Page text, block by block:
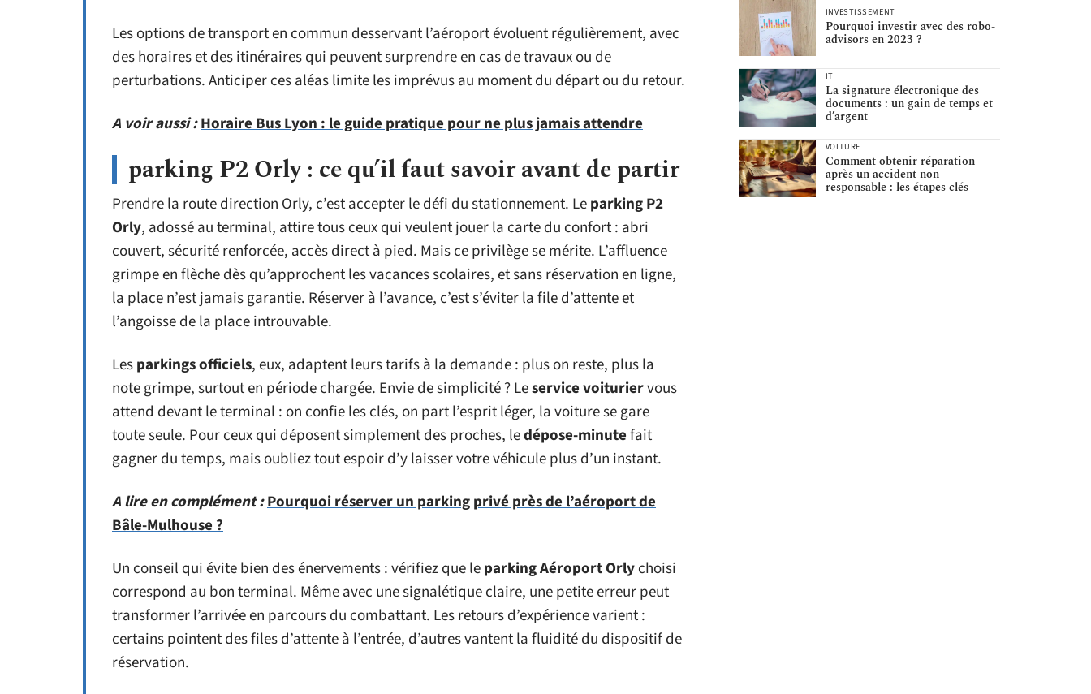
Les options de transport en commun desservant l’aéroport évoluent régulièrement, avec
des horaires et des itinéraires qui peuvent surprendre en cas de travaux ou de
perturbations. Anticiper ces aléas limite les imprévus au moment du départ ou du retour.
A voir aussi :Horaire Bus Lyon : le guide pratique pour ne plus jamais attendre
parking P2 Orly : ce qu’il faut savoir avant de partir
Prendre la route direction Orly, c’est accepter le défi du stationnement. Leparking P2
Orly, adossé au terminal, attire tous ceux qui veulent jouer la carte du confort : abri
couvert, sécurité renforcée, accès direct à pied. Mais ce privilège se mérite. L’affluence
grimpe en flèche dès qu’approchent les vacances scolaires, et sans réservation en ligne,
la place n’est jamais garantie. Réserver à l’avance, c’est s’éviter la file d’attente et
l’angoisse de la place introuvable.
Lesparkings officiels, eux, adaptent leurs tarifs à la demande : plus on reste, plus la
note grimpe, surtout en période chargée. Envie de simplicité ? Leservice voituriervous
attend devant le terminal : on confie les clés, on part l’esprit léger, la voiture se gare
toute seule. Pour ceux qui déposent simplement des proches, ledépose-minutefait
gagner du temps, mais oubliez tout espoir d’y laisser votre véhicule plus d’un instant.
A lire en complément :Pourquoi réserver un parking privé près de l’aéroport de
Bâle-Mulhouse ?
Un conseil qui évite bien des énervements : vérifiez que leparking Aéroport Orlychoisi
correspond au bon terminal. Même avec une signalétique claire, une petite erreur peut
transformer l’arrivée en parcours du combattant. Les retours d’expérience varient :
certains pointent des files d’attente à l’entrée, d’autres vantent la fluidité du dispositif de
réservation.
INVESTISSEMENT
Pourquoi investir avec des robo-
advisors en 2023 ?
IT
La signature électronique des
documents : un gain de temps et
d’argent
VOITURE
Comment obtenir réparation
après un accident non
responsable : les étapes clés